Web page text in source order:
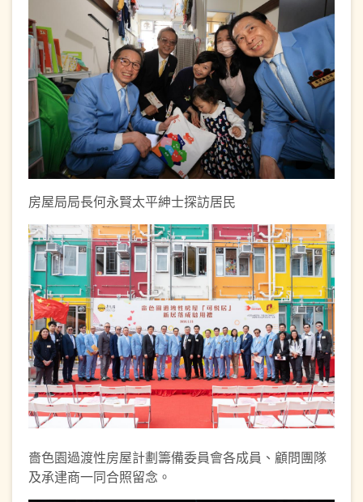
房屋局局長何永賢太平紳士探訪居民
嗇色園過渡性房屋計劃籌備委員會各成員、顧問團隊
及承䢖商一同合照留念。